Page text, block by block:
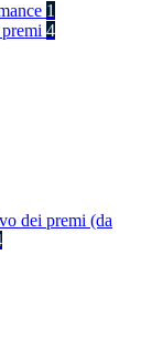
1
4
dei premi (da